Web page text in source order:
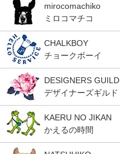
mirocomachiko
ミロコマチコ
CHALKBOY
チョークボーイ
DESIGNERS GUILD
デザイナーズギルド
KAERU NO JIKAN
かえるの時間